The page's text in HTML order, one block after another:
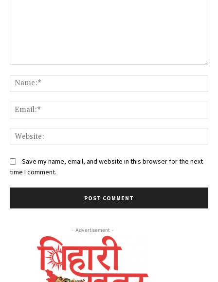
Save my name, email, and website in this browser for the next
time I comment.
- Advertisement -